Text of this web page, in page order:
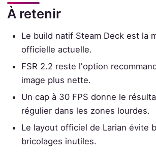
À retenir
Le build natif Steam Deck est la
officielle actuelle.
FSR 2.2 reste l'option
image plus nette.
Un cap à 30 FPS donne le
régulier dans les zones lourdes.
Le layout officiel de Larian évite
bricolages inutiles.